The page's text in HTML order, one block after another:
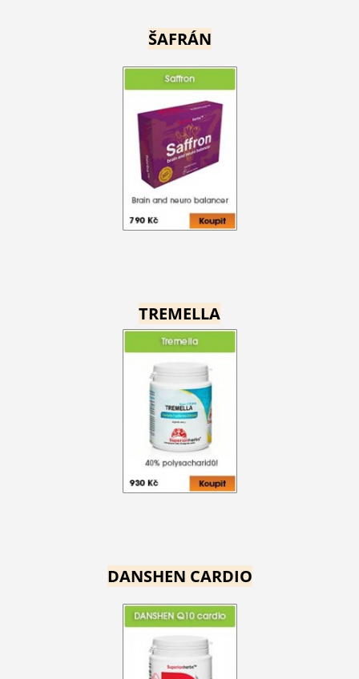
ŠAFRÁN
TREMELLA
DANSHEN CARDIO